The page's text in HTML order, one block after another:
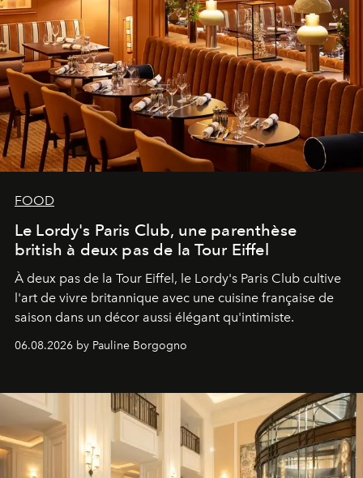
FOOD
Le Lordy's Paris Club, une parenthèse
british à deux pas de la Tour Eiffel
À deux pas de la Tour Eiffel, le Lordy's Paris Club cultive
l'art de vivre britannique avec une cuisine française de
saison dans un décor aussi élégant qu'intimiste.
06.08.2026 by Pauline Borgogno